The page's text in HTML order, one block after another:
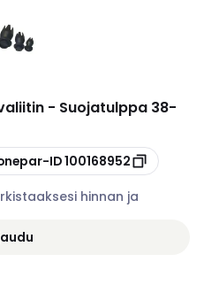
- Suojatulppa 38-
ID100168952
hinnan ja